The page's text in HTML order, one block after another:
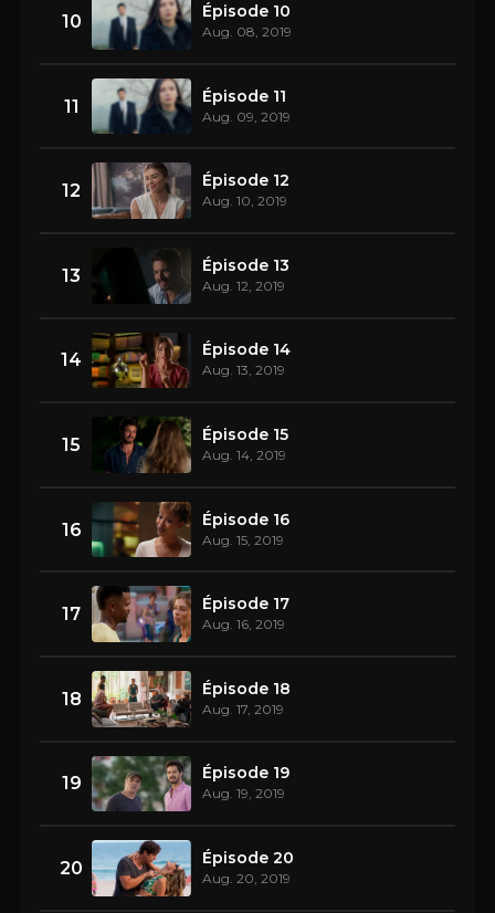
10 Épisode 10
Aug. 08, 2019
11 Épisode 11
Aug. 09, 2019
12 Épisode 12
Aug. 10, 2019
13 Épisode 13
Aug. 12, 2019
14 Épisode 14
Aug. 13, 2019
15 Épisode 15
Aug. 14, 2019
16 Épisode 16
Aug. 15, 2019
17 Épisode 17
Aug. 16, 2019
18 Épisode 18
Aug. 17, 2019
19 Épisode 19
Aug. 19, 2019
20 Épisode 20
Aug. 20, 2019